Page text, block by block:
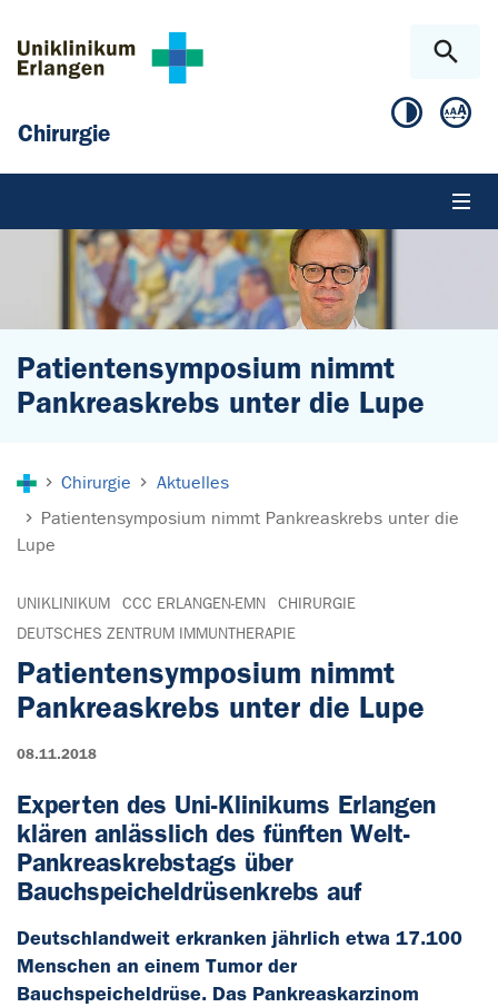
Chirurgie
Patientensymposium nimmt
Pankreaskrebs unter die Lupe
Chirurgie
Aktuelles
Patientensymposium nimmt Pankreaskrebs unter die
Lupe
UNIKLINIKUM CCC ERLANGEN-EMN
CHIRURGIE
DEUTSCHES ZENTRUM IMMUNTHERAPIE
Patientensymposium nimmt
Pankreaskrebs unter die Lupe
08.11.2018
Experten des Uni-Klinikums Erlangen
klären anlässlich des fünften Welt-
Pankreaskrebstags über
Bauchspeicheldrüsenkrebs auf
Deutschlandweit erkranken jährlich etwa 17.100
Menschen an einem Tumor der
Bauchspeicheldrüse. Das Pankreaskarzinom